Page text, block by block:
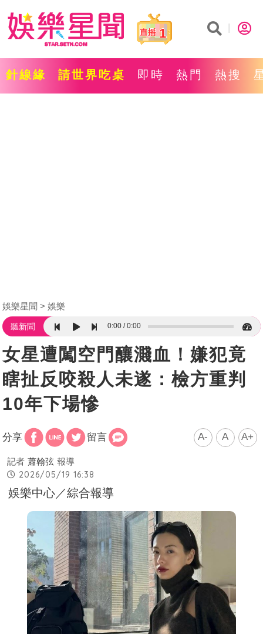
1
針線緣 請世界吃桌 即時 熱門 熱搜
娛樂星聞 娛樂
聽新聞 0:00 0:00
女星遭闖空門釀濺血！嫌犯竟
瞎扯反咬殺人未遂：檢方重判
10年下場慘
分享 留言 A- A A+
記者 蕭翰弦 報導
2026/05/19 16:38
娛樂中心／綜合報導